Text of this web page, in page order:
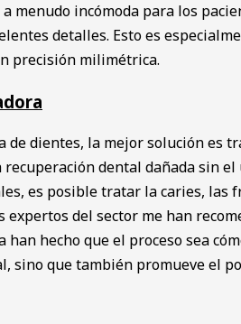
menudo incómoda para los
detalles. Esto es
precisión milimétrica.
de dientes, la mejor solución es
dental dañada sin
es posible tratar la caries, las
expertos del sector me han
han hecho que el proceso sea
sino que también promueve el